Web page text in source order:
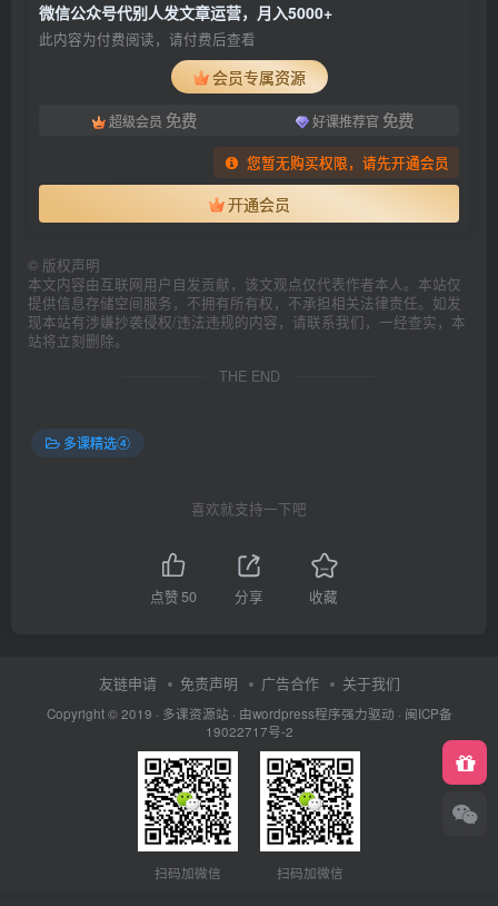
微信公众号代别人发文章运营，月入5000+
此内容为付费阅读，请付费后查看
会员专属资源
超级会员 免费 好课推荐官 免费
您暂无购买权限，请先开通会员
开通会员
© 版权声明
本文内容由互联网用户自发贡献，该文观点仅代表作者本人。本站仅
提供信息存储空间服务，不拥有所有权，不承担相关法律责任。如发
现本站有涉嫌抄袭侵权/违法违规的内容，请联系我们，一经查实，本
站将立刻删除。
THE END
多课精选④
喜欢就支持一下吧
点赞 50 分享 收藏
友链申请 免责声明 广告合作 关于我们
Copyright © 2019 · 多课资源站 · 由wordpress程序强力驱动 · 闽ICP备
19022717号-2
扫码加微信 扫码加微信